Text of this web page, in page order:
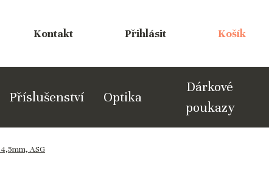
Kontakt Přihlásit Košík
Příslušenství Optika
Dárkové
poukazy
ASG